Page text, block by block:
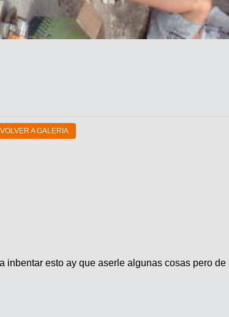
VOLVER A GALERIA
esto ay que aserle algunas cosas pero de